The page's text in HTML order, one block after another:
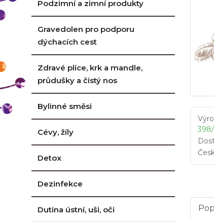
Podzimní a zimní produkty
Gravedolen pro podporu
dýchacích cest
Zdravé plíce, krk a mandle,
průdušky a čistý nos
Bylinné směsi
Cévy, žíly
Detox
Dezinfekce
Dutina ústní, uši, oči